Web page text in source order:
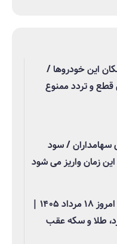
این خودروها /
قطع و تردد ممنوع
سهامداران / سود
زمان واریز می شود
نبض اقتصاد امروز ۱۸ مرداد ۱۴۰۵ |
طلا و سکه عقب